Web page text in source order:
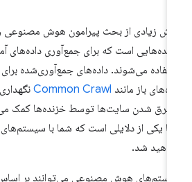
زیادی از بحث پیرامون هوش مصنوعی و
می‌شوند. داده‌های جمع‌آوری‌شده برای
باز مانندCommon Crawlنگهداری
غرق شدن سایت‌ها توسط خزنده‌ها کمک
یکی از دلایلی است که شما با سیستم‌های
شد.
هوش مصنوعی می‌توانند بر اساس